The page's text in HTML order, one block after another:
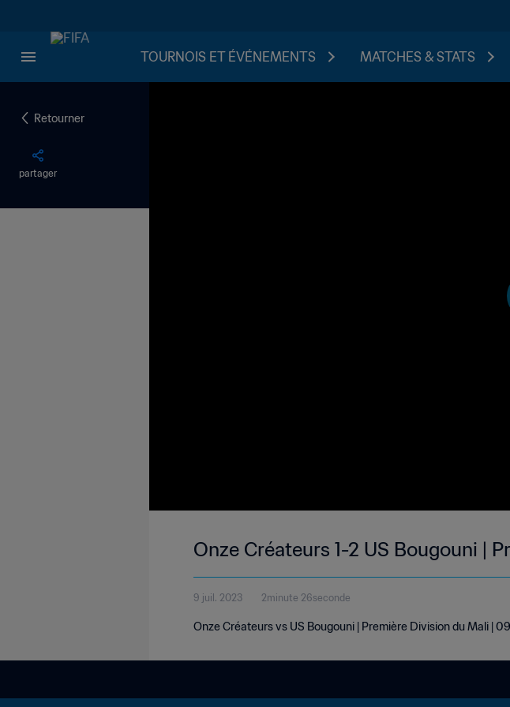
TOURNOIS ET ÉVÉNEMENTS MATCHES & STATS
Retourner
partager
Onze Créateurs 1-2 US Bougouni |
9 juil. 2023 2minute 26seconde
Onze Créateurs vs US Bougouni | Première Division du Mali |